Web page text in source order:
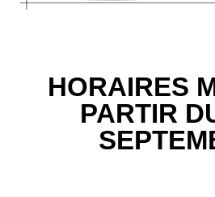
HORAIRES
PARTIR